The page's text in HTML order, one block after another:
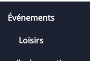
Événements
Loisirs